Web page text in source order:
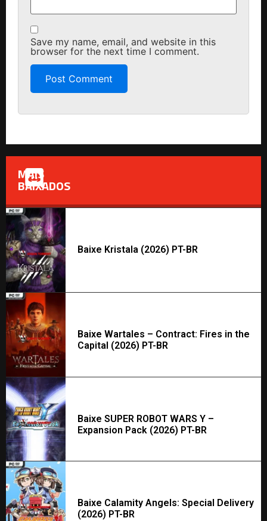
Save my name, email, and website in this
browser for the next time I comment.
MAIS
BAIXADOS
Baixe Kristala (2026) PT-BR
Baixe Wartales – Contract: Fires in the
Capital (2026) PT-BR
Baixe SUPER ROBOT WARS Y –
Expansion Pack (2026) PT-BR
Baixe Calamity Angels: Special Delivery
(2026) PT-BR